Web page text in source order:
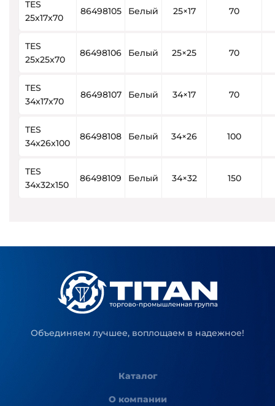
TES
25x17x70
86498105 Белый 25×17 70
TES
25x25x70
86498106 Белый 25×25 70
TES
34x17x70
86498107 Белый 34×17 70
TES
34x26x100
86498108 Белый 34×26 100
TES
34x32x150
86498109 Белый 34×32 150
Объединяем лучшее, воплощаем в надежное!
Каталог
О компании